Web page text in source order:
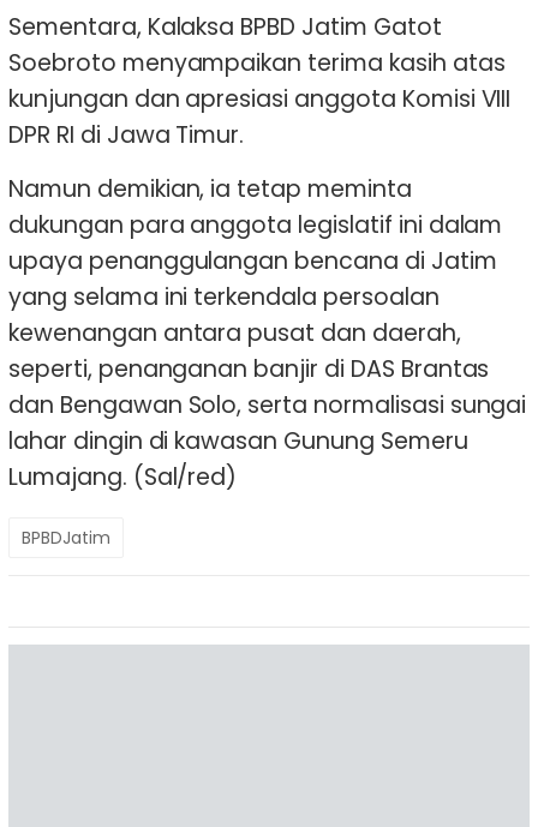
Sementara, Kalaksa BPBD Jatim Gatot
Soebroto menyampaikan terima kasih atas
kunjungan dan apresiasi anggota Komisi VIII
DPR RI di Jawa Timur.
Namun demikian, ia tetap meminta
dukungan para anggota legislatif ini dalam
upaya penanggulangan bencana di Jatim
yang selama ini terkendala persoalan
kewenangan antara pusat dan daerah,
seperti, penanganan banjir di DAS Brantas
dan Bengawan Solo, serta normalisasi sungai
lahar dingin di kawasan Gunung Semeru
Lumajang. (Sal/red)
BPBDJatim